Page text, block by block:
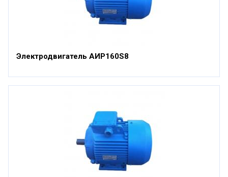
Электродвигатель АИР160S8